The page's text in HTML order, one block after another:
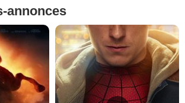
annonces